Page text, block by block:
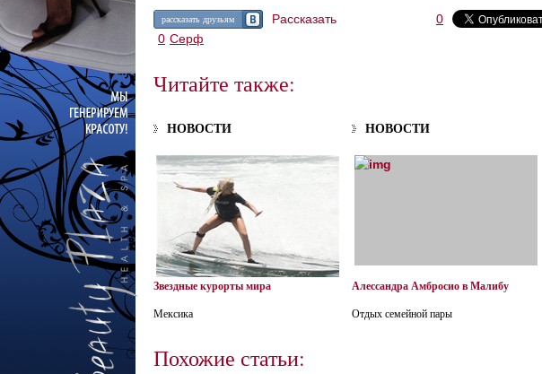
рассказать друзьям Рассказать
0
0 Серф
Читайте также:
НОВОСТИ
Звездные курорты мира
Мексика
НОВОСТИ
Алессандра Амбросио в Малибу
Отдых семейной пары
Похожие статьи: